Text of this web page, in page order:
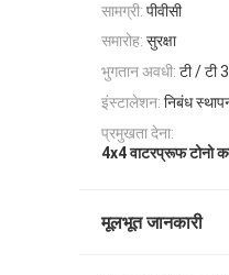
सामग्री: पीवीसी
समारोह: सुरक्षा
भुगतान अवधी: टी / टी
इंस्टालेशन: निबंध
प्रमुखता देना:
4x4 वाटरप्रूफ टोनो
मूलभूत जानकारी